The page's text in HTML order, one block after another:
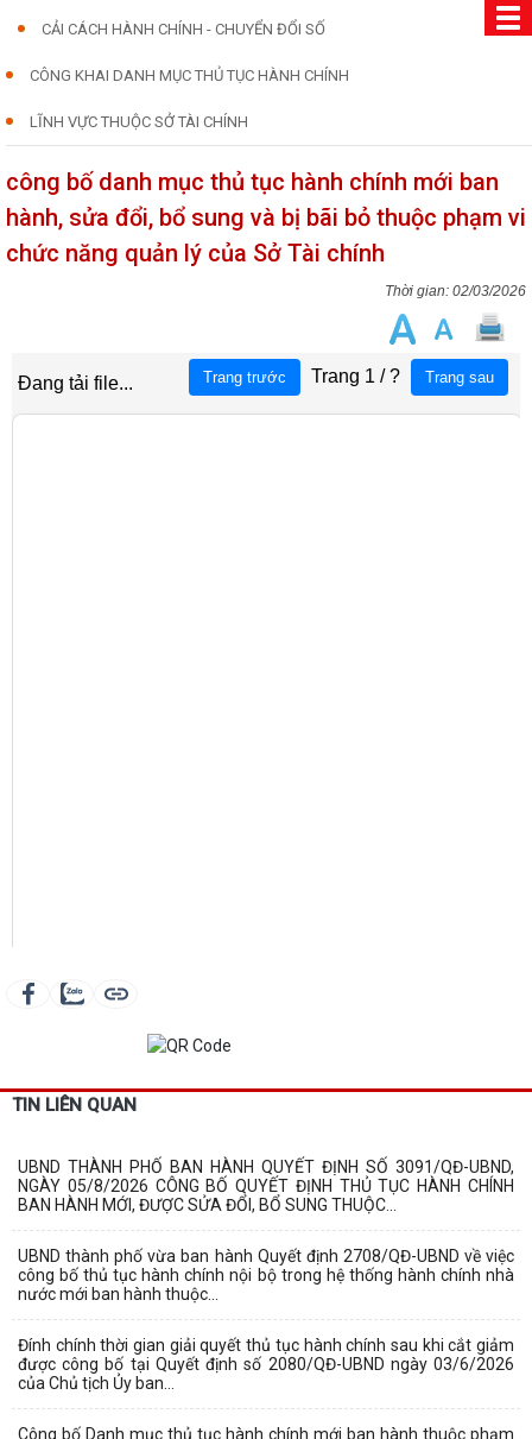
CẢI CÁCH HÀNH CHÍNH - CHUYỂN ĐỔI SỐ
CÔNG KHAI DANH MỤC THỦ TỤC HÀNH CHÍNH
LĨNH VỰC THUỘC SỞ TÀI CHÍNH
công bố danh mục thủ tục hành chính mới ban
hành, sửa đổi, bổ sung và bị bãi bỏ thuộc phạm vi
chức năng quản lý của Sở Tài chính
02/03/2026
TIN LIÊN QUAN
UBND THÀNH PHỐ BAN HÀNH QUYẾT ĐỊNH SỐ 3091/QĐ-UBND,
NGÀY 05/8/2026 CÔNG BỐ QUYẾT ĐỊNH THỦ TỤC HÀNH CHÍNH
BAN HÀNH MỚI, ĐƯỢC SỬA ĐỔI, BỔ SUNG THUỘC...
UBND thành phố vừa ban hành Quyết định 2708/QĐ-UBND về việc
công bố thủ tục hành chính nội bộ trong hệ thống hành chính nhà
nước mới ban hành thuộc...
Đính chính thời gian giải quyết thủ tục hành chính sau khi cắt giảm
được công bố tại Quyết định số 2080/QĐ-UBND ngày 03/6/2026
của Chủ tịch Ủy ban...
Công bố Danh mục thủ tục hành chính mới ban hành thuộc phạm